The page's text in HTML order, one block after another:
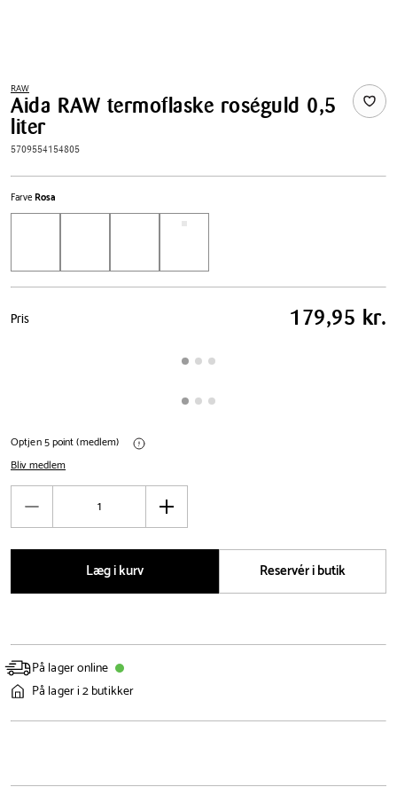
RAW
Aida RAW termoflaske roséguld 0,5
liter
5709554154805
Farve Rosa
Pris
tabel
Pris 179,95 kr.
Optjen 5 point (medlem)
Bliv medlem
Antal
Øg
Læg i kurv
Reservér i butik
På lager online
På lager i 2 butikker